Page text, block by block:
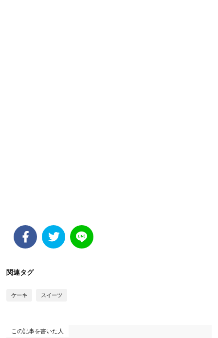
関連タグ
ケーキ スイーツ
この記事を書いた人